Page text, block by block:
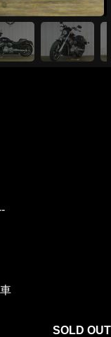
SOLD OUT